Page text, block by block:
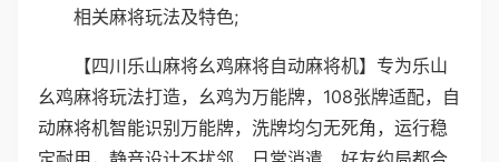
相关麻将玩法及特色;
【四川乐山麻将幺鸡麻将自动麻将机】专为乐山
幺鸡麻将玩法打造，幺鸡为万能牌，108张牌适配，自
动麻将机智能识别万能牌，洗牌均匀无死角，运行稳